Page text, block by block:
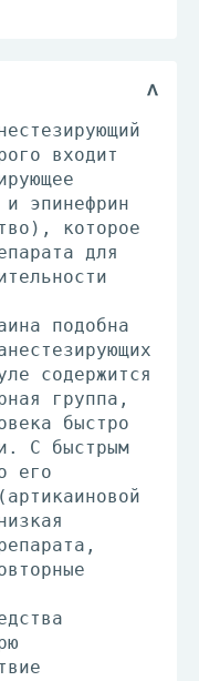
входит
эпинефрин
которое
для
подобна
содержится
группа,
быстро
С быстрым
его